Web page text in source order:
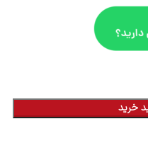
خرید